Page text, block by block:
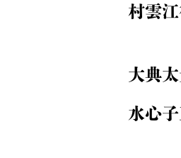
村雲
大典
水心